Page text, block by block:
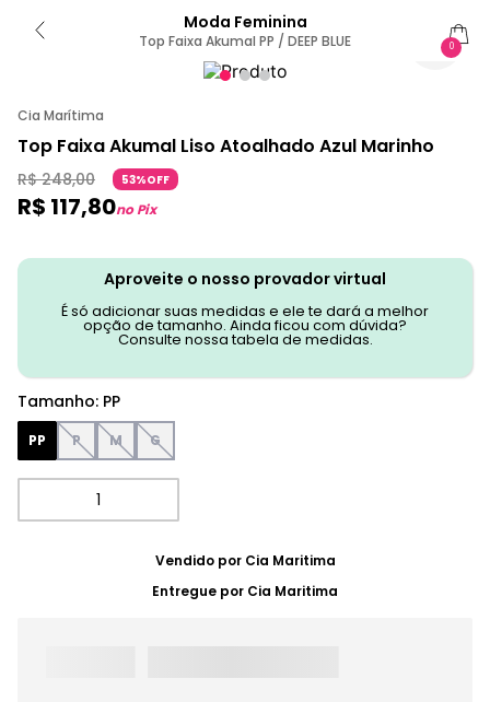
Moda Feminina
Top Faixa Akumal PP / DEEP BLUE 0
Cia Marítima
Top Faixa Akumal Liso Atoalhado Azul Marinho
R$ 248,00 53%OFF
R$ 117,80no Pix
Aproveite o nosso provador virtual
É só adicionar suas medidas e ele te dará a melhor
opção de tamanho. Ainda ficou com dúvida?
Consulte nossa tabela de medidas.
Tamanho: PP
PP P M G
Vendido por Cia Maritima
Entregue por Cia Maritima